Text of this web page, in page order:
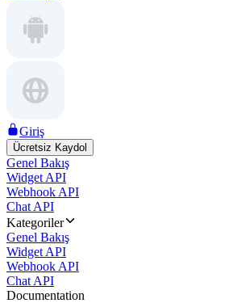
Giriş
Ücretsiz Kaydol
Genel Bakış
Widget API
Webhook API
Chat API
Kategoriler
Genel Bakış
Widget API
Webhook API
Chat API
Documentation